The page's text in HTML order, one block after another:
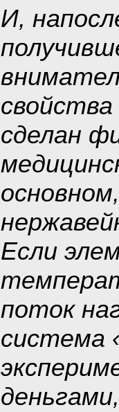
И,
сделан
Если
поток
система